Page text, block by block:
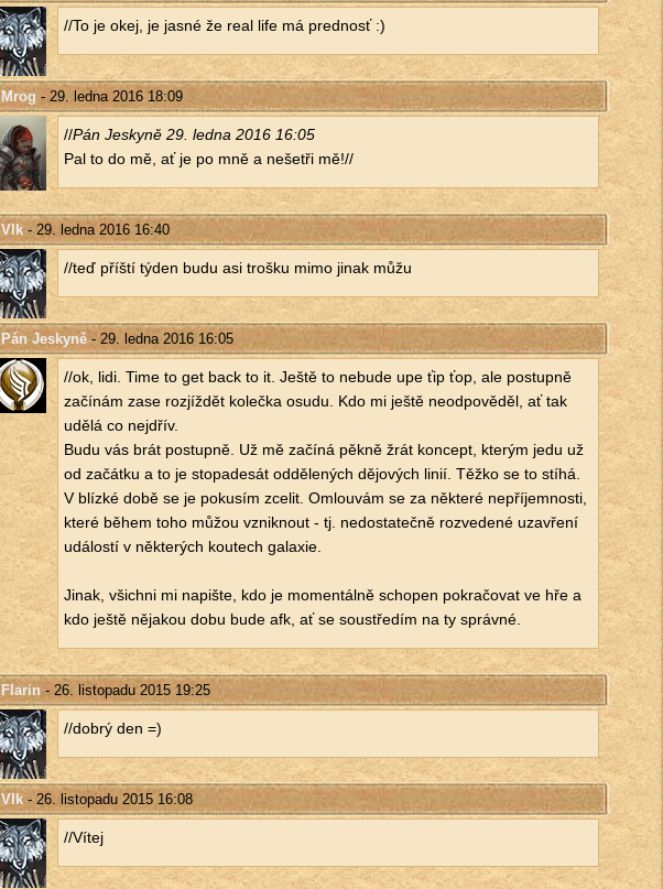
//To je okej, je jasné že real life má pred­nosť :)
Mrog - 29. ledna 2016 18:09
//Pán Jes­ky­ně 29. ledna 2016 16:05
Pal to do mě, ať je po mně a ne­šet­ři mě!//
Vlk- 29. ledna 2016 16:40
//teď příští týden budu asi troš­ku mimo jinak můžu
Pán Jeskyně- 29. ledna 2016 16:05
//ok, lidi. Time to get back to it. Ještě to ne­bu­de upe ťip ťop, ale po­stup­ně
za­čí­nám zase roz­jíž­dět ko­leč­ka osudu. Kdo mi ještě ne­od­po­vě­děl, ať tak
udělá co nejdřív.
Budu vás brát po­stup­ně. Už mě za­čí­ná pěkně žrát kon­cept, kte­rým jedu už
od za­čát­ku a to je sto­pa­de­sát od­dě­le­ných dě­jo­vých linií. Těžko se to stíhá.
V blíz­ké době se je po­ku­sím zce­lit. Omlou­vám se za ně­kte­ré ne­pří­jem­nos­ti,
které během toho můžou vznik­nout - tj. ne­do­sta­teč­ně roz­ve­de­né uza­vře­ní
udá­los­tí v ně­kte­rých kou­tech ga­la­xie.
Jinak, všich­ni mi na­piš­te, kdo je mo­men­tál­ně scho­pen po­kra­čo­vat ve hře a
kdo ještě ně­ja­kou dobu bude afk, ať se sou­stře­dím na ty správ­né.
Flarin- 26. listopadu 2015 19:25
//dobrý den =)
Vlk- 26. listopadu 2015 16:08
//Vítej